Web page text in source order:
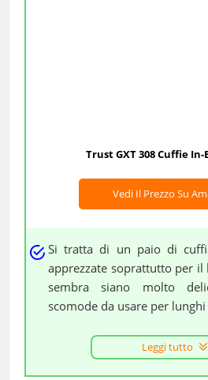
Trust GXT 308 Cuffie In-
Vedi Il Prezzo Su
Si tratta di un paio di
apprezzate soprattutto per il
sembra siano molto
scomode da usare per
Leggi tutto